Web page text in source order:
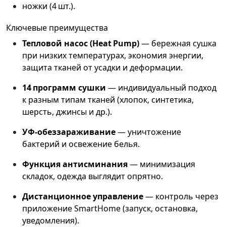
ножки (4 шт.).
Ключевые преимущества
Тепловой насос (Heat Pump)— бережная сушка
при низких температурах, экономия энергии,
защита тканей от усадки и деформации.
14 программ сушки — индивидуальный подход
к разным типам тканей (хлопок, синтетика,
шерсть, джинсы и др.).
УФ‑обеззараживание— уничтожение
бактерий и освежение белья.
Функция антисминания— минимизация
складок, одежда выглядит опрятно.
Дистанционное управление— контроль через
приложение SmartHome (запуск, остановка,
уведомления).